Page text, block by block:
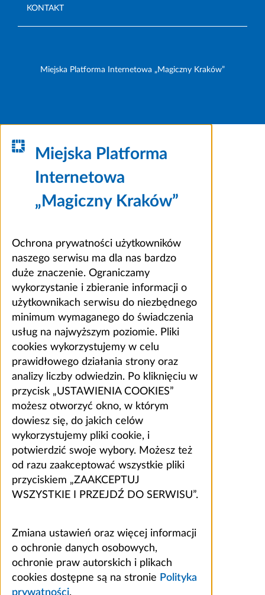
KONTAKT
Miejska Platforma Internetowa „Magiczny Kraków”
Miejska Platforma
Internetowa
„Magiczny Kraków”
Ochrona prywatności użytkowników
naszego serwisu ma dla nas bardzo
duże znaczenie. Ograniczamy
wykorzystanie i zbieranie informacji o
użytkownikach serwisu do niezbędnego
minimum wymaganego do świadczenia
usług na najwyższym poziomie. Pliki
cookies wykorzystujemy w celu
prawidłowego działania strony oraz
analizy liczby odwiedzin. Po kliknięciu w
przycisk „USTAWIENIA COOKIES”
możesz otworzyć okno, w którym
dowiesz się, do jakich celów
wykorzystujemy pliki cookie, i
potwierdzić swoje wybory. Możesz też
od razu zaakceptować wszystkie pliki
przyciskiem „ZAAKCEPTUJ
WSZYSTKIE I PRZEJDŹ DO SERWISU”.
Zmiana ustawień oraz więcej informacji
o ochronie danych osobowych,
ochronie praw autorskich i plikach
cookies dostępne są na stronie Polityka
prywatności.